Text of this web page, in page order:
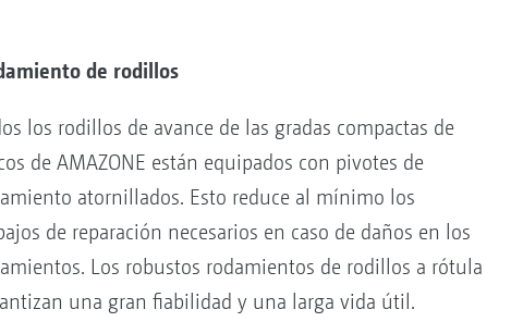
de rodillos
los rodillos de avance de las gradas compactas de
de AMAZONE están equipados con pivotes de
atornillados. Esto reduce al mínimo los
de reparación necesarios en caso de daños en los
Los robustos rodamientos de rodillos a rótula
una gran fiabilidad y una larga vida útil.